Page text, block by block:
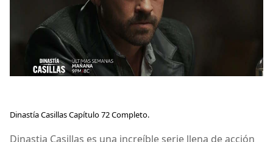
Dinastía Casillas Capítulo 72 Completo.
Dinastia Casillas es una increíble serie llena de acción